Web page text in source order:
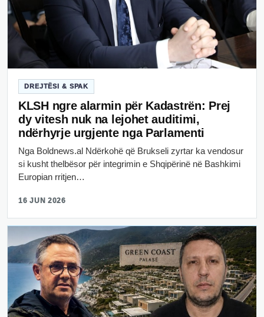
DREJTËSI & SPAK
KLSH ngre alarmin për Kadastrën: Prej
dy vitesh nuk na lejohet auditimi,
ndërhyrje urgjente nga Parlamenti
Nga Boldnews.al Ndërkohë që Brukseli zyrtar ka vendosur
si kusht thelbësor për integrimin e Shqipërinë në Bashkimi
Europian rritjen…
16 JUN 2026